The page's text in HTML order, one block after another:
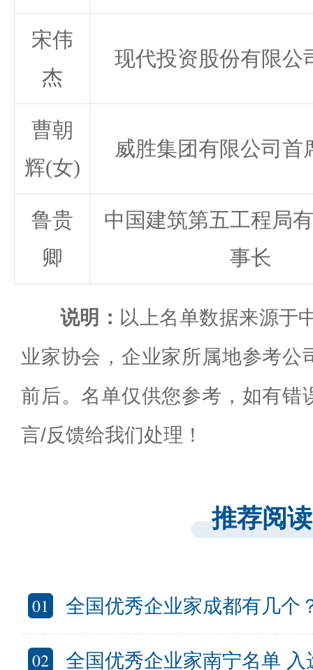
宋伟
杰
现代投资股份有限公
曹朝
辉(女)
威胜集团有限公司首
鲁贵
卿
中国建筑第五工程局
事长
说明： 以上名单数据来源于
业家协会，企业家所属地参考公
前后。名单仅供您参考，如有错
言/反馈给我们处理！
推荐阅读
01 全国优秀企业家成都有几个？成都
02 全国优秀企业家南宁名单 入选